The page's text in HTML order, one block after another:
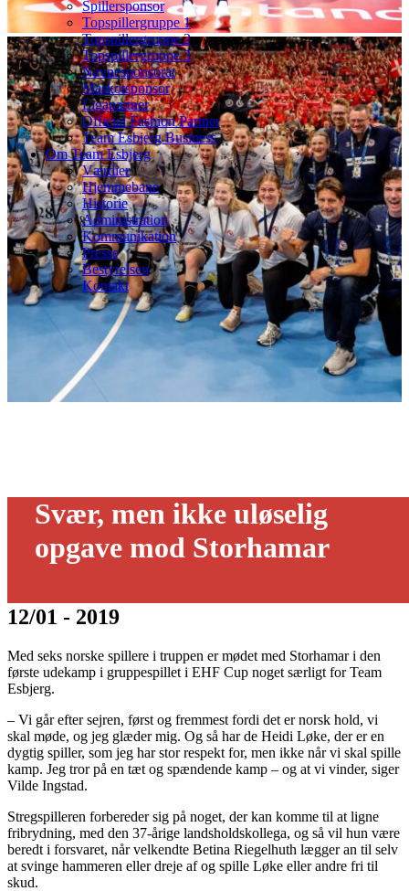
Spillersponsor
Topspillergruppe 1
Topspillergruppe 2
Topspillergruppe 3
Navnesponsorat
Maskotsponsor
Ligapartner
Official Fashion Partner
Team Esbjerg Business
Om Team Esbjerg
Værdier
Hjemmebane
Historie
Administration
Kommunikation
Presse
Bestyrelsen
Kontakt
Svær, men ikke uløselig
opgave mod Storhamar
12/01 - 2019
Med seks norske spillere i truppen er mødet med Storhamar i den
første udekamp i gruppespillet i EHF Cup noget særligt for Team
Esbjerg.
– Vi går efter sejren, først og fremmest fordi det er norsk hold, vi
skal møde, og jeg glæder mig. Og så har de Heidi Løke, der er en
dygtig spiller, som jeg har stor respekt for, men ikke når vi skal spille
kamp. Jeg tror på en tæt og spændende kamp – og at vi vinder, siger
Vilde Ingstad.
Stregspilleren forbereder sig på noget, der kan komme til at ligne
fribrydning, med den 37-årige landsholdskollega, og så vil hun være
beredt i forsvaret, når velkendte Betina Riegelhuth lægger an til selv
at svinge hammeren eller dreje af og spille Løke eller andre fri til
skud.